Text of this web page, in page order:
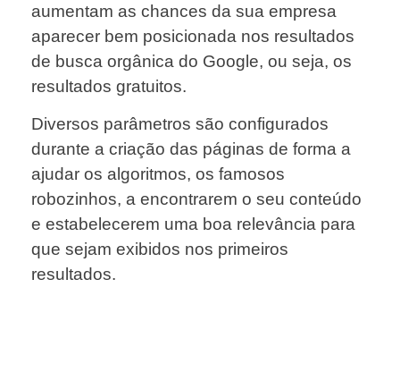
aumentam as chances da sua empresa
aparecer bem posicionada nos resultados
de busca orgânica do Google, ou seja, os
resultados gratuitos.
Diversos parâmetros são configurados
durante a criação das páginas de forma a
ajudar os algoritmos, os famosos
robozinhos, a encontrarem o seu conteúdo
e estabelecerem uma boa relevância para
que sejam exibidos nos primeiros
resultados.